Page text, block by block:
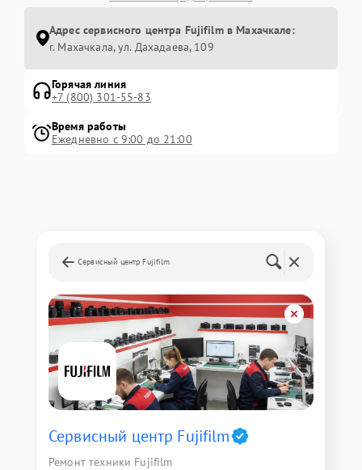
Адрес сервисного центра Fujifilm в Махачкале:
г. Махачкала, ул. Дахадаева, 109
Горячая линия
+7 (800) 301-55-83
Время работы
Ежедневно с 9:00 до 21:00
Сервисный центр Fujifilm
Сервисный центр Fujifilm
Ремонт техники Fujifilm